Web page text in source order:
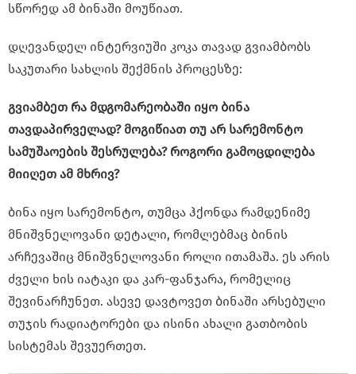
სწორედ ამ ბინაში მოუწიათ.
დღევანდელ ინტერვიუში კოკა თავად გვიამბობს
საკუთარი სახლის შექმნის პროცესზე:
გვიამბეთ რა მდგომარეობაში იყო ბინა
თავდაპირველად? მოგიწიათ თუ არ სარემონტო
სამუშაოების შესრულება? როგორი გამოცდილება
მიიღეთ ამ მხრივ?
ბინა იყო სარემონტო, თუმცა ჰქონდა რამდენიმე
მნიშვნელოვანი დეტალი, რომლებმაც ბინის
არჩევაშიც მნიშვნელოვანი როლი ითამაშა. ეს არის
ძველი ხის იატაკი და კარ-ფანჯარა, რომელიც
შევინარჩუნეთ. ასევე დავტოვეთ ბინაში არსებული
თუჯის რადიატორები და ისინი ახალი გათბობის
სისტემას შევუერთეთ.